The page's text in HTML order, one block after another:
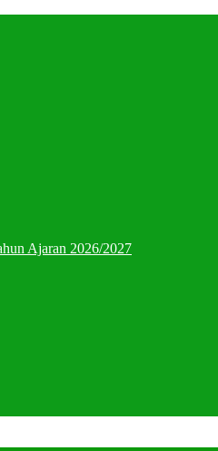
Ajaran 2026/2027